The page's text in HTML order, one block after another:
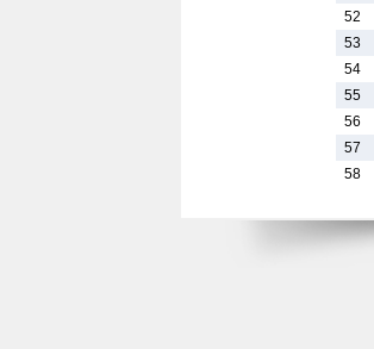
52
53
54
55
56
57
58